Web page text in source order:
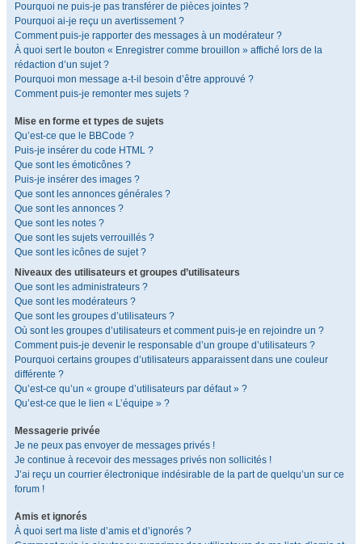
Pourquoi ne puis-je pas transférer de pièces jointes ?
Pourquoi ai-je reçu un avertissement ?
Comment puis-je rapporter des messages à un modérateur ?
À quoi sert le bouton « Enregistrer comme brouillon » affiché lors de la
rédaction d’un sujet ?
Pourquoi mon message a-t-il besoin d’être approuvé ?
Comment puis-je remonter mes sujets ?
Mise en forme et types de sujets
Qu’est-ce que le BBCode ?
Puis-je insérer du code HTML ?
Que sont les émoticônes ?
Puis-je insérer des images ?
Que sont les annonces générales ?
Que sont les annonces ?
Que sont les notes ?
Que sont les sujets verrouillés ?
Que sont les icônes de sujet ?
Niveaux des utilisateurs et groupes d’utilisateurs
Que sont les administrateurs ?
Que sont les modérateurs ?
Que sont les groupes d’utilisateurs ?
Où sont les groupes d’utilisateurs et comment puis-je en rejoindre un ?
Comment puis-je devenir le responsable d’un groupe d’utilisateurs ?
Pourquoi certains groupes d’utilisateurs apparaissent dans une couleur
différente ?
Qu’est-ce qu’un « groupe d’utilisateurs par défaut » ?
Qu’est-ce que le lien « L’équipe » ?
Messagerie privée
Je ne peux pas envoyer de messages privés !
Je continue à recevoir des messages privés non sollicités !
J’ai reçu un courrier électronique indésirable de la part de quelqu’un sur ce
forum !
Amis et ignorés
À quoi sert ma liste d’amis et d’ignorés ?